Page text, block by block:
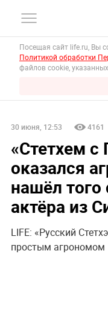
Посещая сайт life.ru, Вы
Политикой обработки
файлов cookie,
30 июня, 12:53 4161
«Стетхем с
оказался
нашёл
актёра из
LIFE: «Русский
простым агрономом